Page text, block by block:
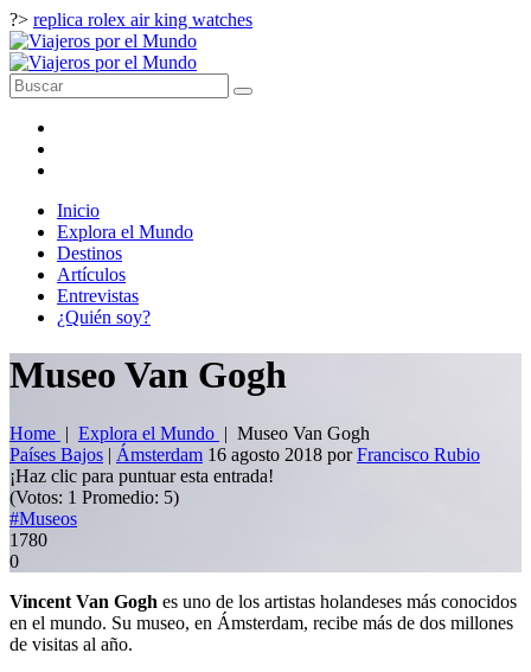
?> replica rolex air king watches
Inicio
Explora el Mundo
Destinos
Artículos
Entrevistas
¿Quién soy?
Museo Van Gogh
Home | Explora el Mundo | Museo Van Gogh
Países Bajos | Ámsterdam 16 agosto 2018 porFrancisco Rubio
¡Haz clic para puntuar esta entrada!
(Votos: 1 Promedio: 5)
#Museos
1780
0
Vincent Van Gogh es uno de los artistas holandeses más conocidos
en el mundo. Su museo, en Ámsterdam, recibe más de dos millones
de visitas al año.